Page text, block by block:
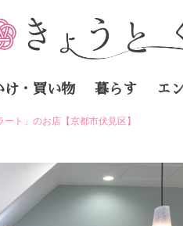
け・買い物 暮らす エ
ト」のお店【京都市伏見区】